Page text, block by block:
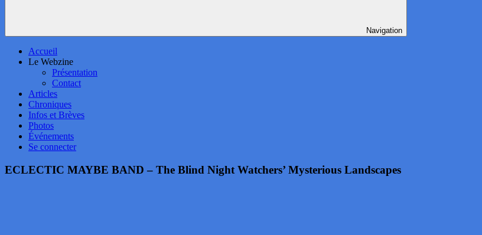
Navigation
Accueil
Le Webzine
Présentation
Contact
Articles
Chroniques
Infos et Brèves
Photos
Événements
Se connecter
ECLECTIC MAYBE BAND – The Blind Night Watchers’ Mysterious Landscapes